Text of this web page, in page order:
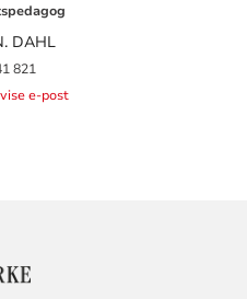
DAHL
821
e-post
KONTAKTINFORMASJON